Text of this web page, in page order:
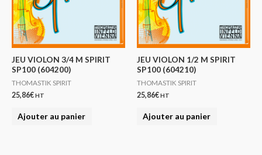
JEU VIOLON 3/4 M SPIRIT
SP100 (604200)
THOMASTIK SPIRIT
25,86€HT
Ajouter au panier
JEU VIOLON 1/2 M SPIRIT
SP100 (604210)
THOMASTIK SPIRIT
25,86€HT
Ajouter au panier